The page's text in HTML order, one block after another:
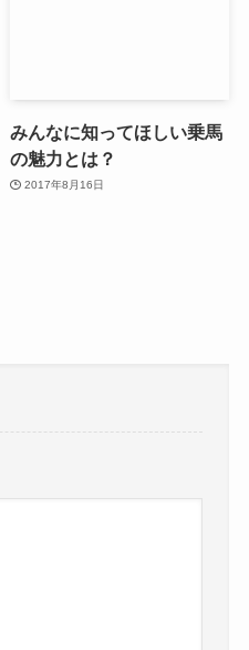
みんなに知ってほしい乗馬
の魅力とは？
2017年8月16日